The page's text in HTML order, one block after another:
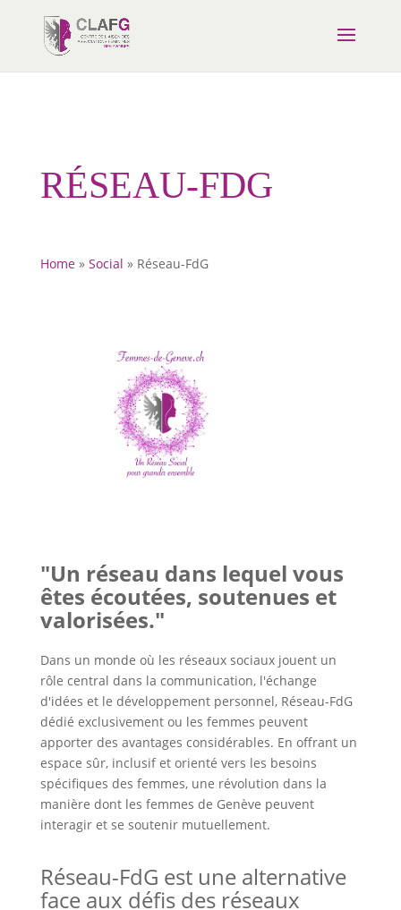
RÉSEAU-FDG
Home» Social » Réseau-FdG
"Un réseau dans lequel vous
êtes écoutées, soutenues et
valorisées."
Dans un monde où les réseaux sociaux jouent un
rôle central dans la communication, l'échange
d'idées et le développement personnel, Réseau-FdG
dédié exclusivement ou les femmes peuvent
apporter des avantages considérables. En offrant un
espace sûr, inclusif et orienté vers les besoins
spécifiques des femmes, une révolution dans la
manière dont les femmes de Genève peuvent
interagir et se soutenir mutuellement.
Réseau-FdG est une alternative
face aux défis des réseaux